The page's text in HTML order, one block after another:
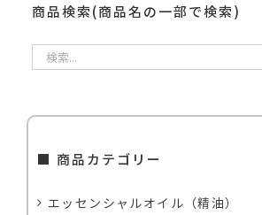
商品検索(商品名の一部で検索)
索
■ 商品カテゴリー
エッセンシャルオイル（精油）